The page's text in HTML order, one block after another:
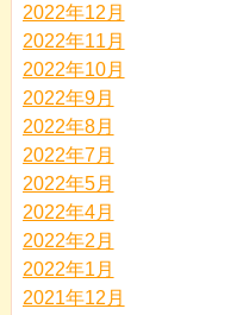
2022年12月
2022年11月
2022年10月
2022年9月
2022年8月
2022年7月
2022年5月
2022年4月
2022年2月
2022年1月
2021年12月